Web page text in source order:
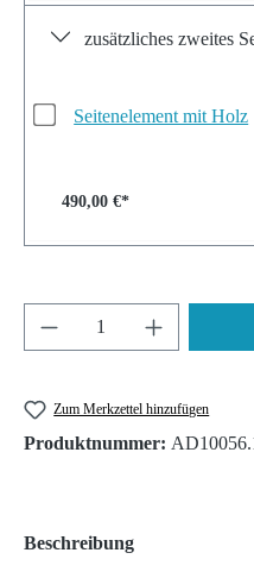
zusätzliches zweites
Seitenelement mit Holz
490,00 €*
Produkt Anzahl:
Zum Merkzettel hinzufügen
Produktnummer:
Beschreibung